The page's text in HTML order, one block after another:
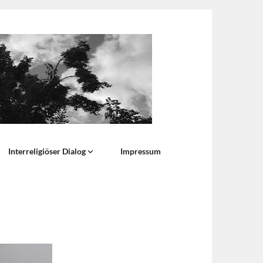
Interreligiöser Dialog Impressum